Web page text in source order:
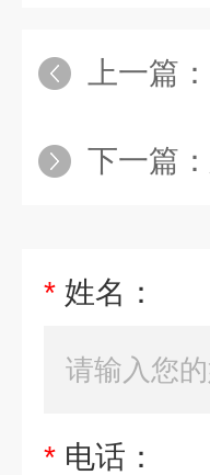
上一篇：
下一篇：
* 姓名：
* 电话：